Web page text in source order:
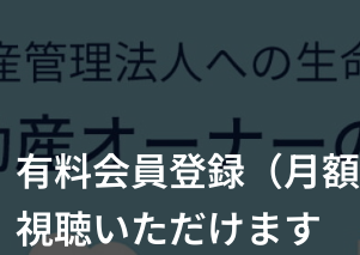
有料会員登録（月
視聴いただけます